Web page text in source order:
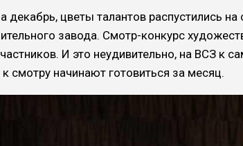
декабрь, цветы талантов распустились на
завода. Смотр-конкурс
И это неудивительно, на ВСЗ к
к смотру начинают готовиться за месяц.